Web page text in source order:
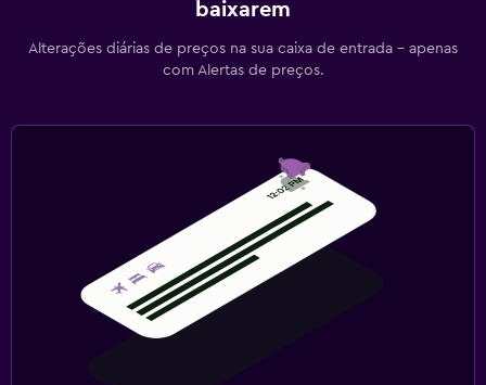
baixarem
Alterações diárias de preços na sua caixa de entrada - apenas
com Alertas de preços.